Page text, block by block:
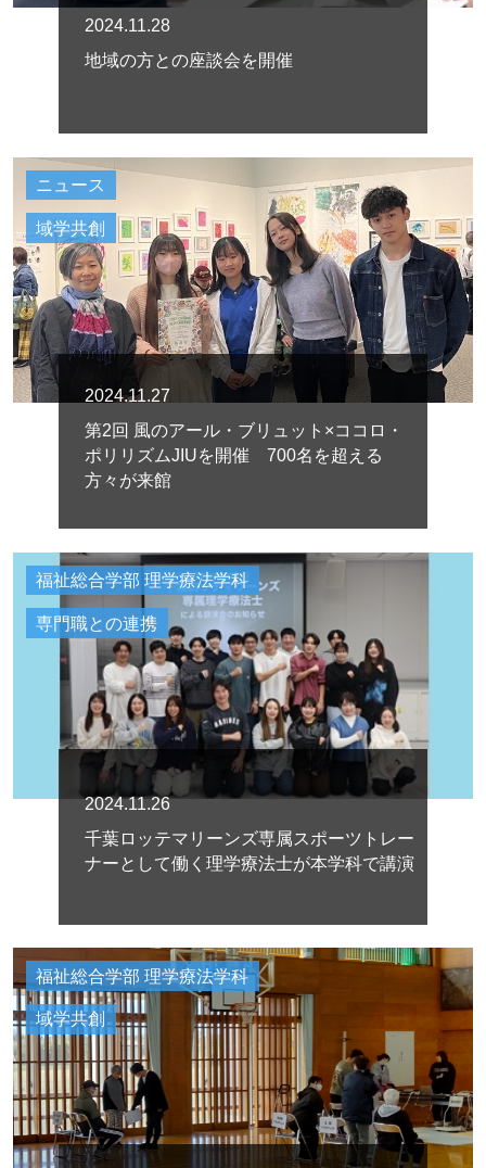
2024.11.28
地域の方との座談会を開催
ニュース
域学共創
2024.11.27
第2回 風のアール・ブリュット×ココロ・
ポリリズムJIUを開催 700名を超える
方々が来館
福祉総合学部 理学療法学科
専門職との連携
2024.11.26
千葉ロッテマリーンズ専属スポーツトレー
ナーとして働く理学療法士が本学科で講演
福祉総合学部 理学療法学科
域学共創